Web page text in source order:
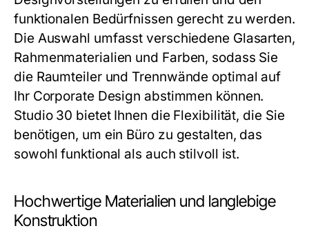
funktionalen Bedürfnissen gerecht zu werden.
Die Auswahl umfasst verschiedene Glasarten,
Rahmenmaterialien und Farben, sodass Sie
die Raumteiler und Trennwände optimal auf
Ihr Corporate Design abstimmen können.
Studio 30 bietet Ihnen die Flexibilität, die Sie
benötigen, um ein Büro zu gestalten, das
sowohl funktional als auch stilvoll ist.
Hochwertige Materialien und langlebige
Konstruktion